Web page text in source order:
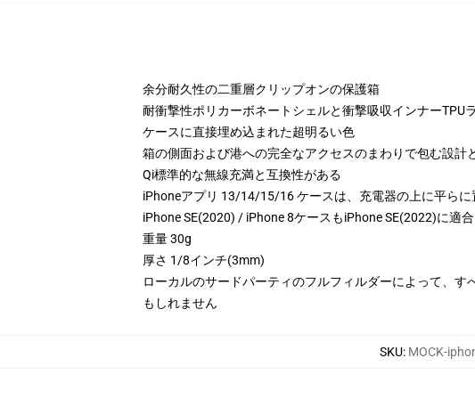
余分耐久性の二重層クリップオンの保護箱
耐衝撃性ポリカーボネートシェルと衝撃吸収インナーTPU
ケースに直接埋め込まれた超明るい色
箱の側面および港への完全なアクセスのまわりで包む設計
Qi標準的な無線充満と互換性がある
iPhoneアプリ 13/14/15/16 ケースは、充電器の上に平ら
iPhone SE(2020) / iPhone 8ケースもiPhone SE(2022)に適合
重量 30g
厚さ 1/8インチ(3mm)
ローカルのサードパーティのフルフィルダーによって、
もしれません
SKU: MOCK-